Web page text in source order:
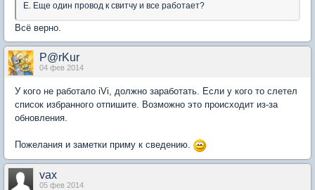
Е. Еще один провод к свитчу и все работает?
Всё верно.
P@rKur
04 фев 2014
У кого не работало iVi, должно заработать. Если у кого то слетел
список избранного отпишите. Возможно это происходит из-за
обновления.
Пожелания и заметки приму к сведению.
vax
05 фев 2014